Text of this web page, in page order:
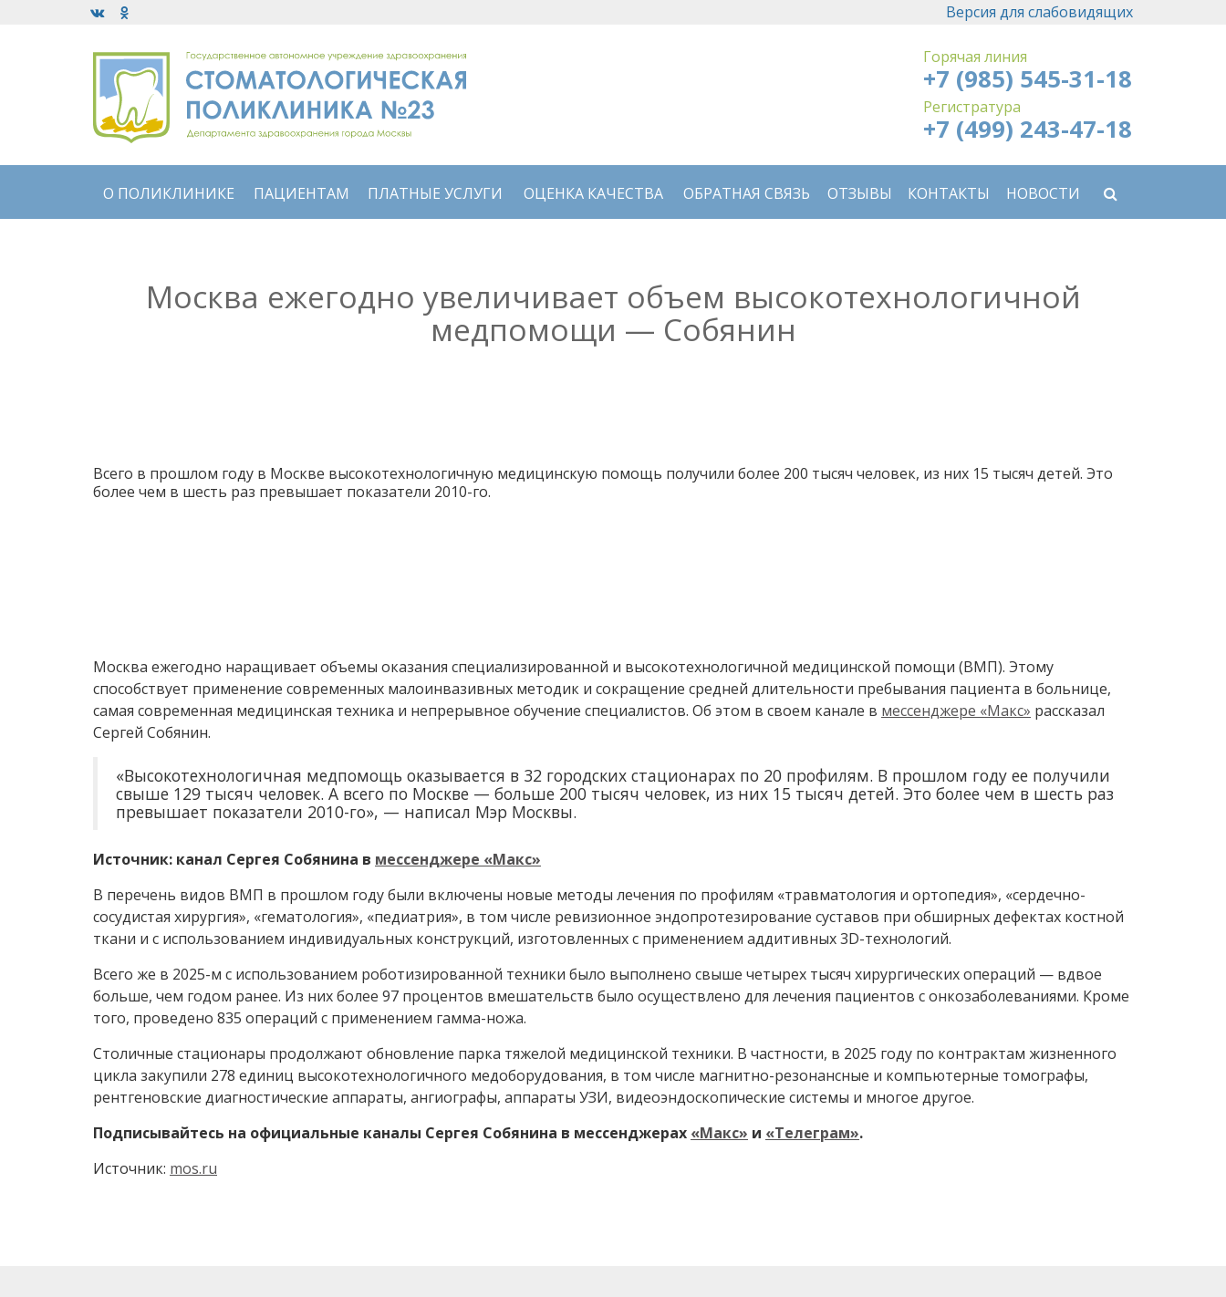
Версия для слабовидящих
Горячая линия
+7 (985) 545-31-18
Регистратура
+7 (499) 243-47-18
О ПОЛИКЛИНИКЕ ПАЦИЕНТАМ ПЛАТНЫЕ УСЛУГИ ОЦЕНКА КАЧЕСТВА ОБРАТНАЯ СВЯЗЬ ОТЗЫВЫ КОНТАКТЫ НОВОСТИ
Москва ежегодно увеличивает объем высокотехнологичной
медпомощи — Собянин
Всего в прошлом году в Москве высокотехнологичную медицинскую помощь получили более 200 тысяч человек, из них 15 тысяч детей. Это
более чем в шесть раз превышает показатели 2010-го.
Москва ежегодно наращивает объемы оказания специализированной и высокотехнологичной медицинской помощи (ВМП). Этому
способствует применение современных малоинвазивных методик и сокращение средней длительности пребывания пациента в больнице,
самая современная медицинская техника и непрерывное обучение специалистов. Об этом в своем канале в мессенджере «Макс» рассказал
Сергей Собянин.
«Высокотехнологичная медпомощь оказывается в 32 городских стационарах по 20 профилям. В прошлом году ее получили
свыше 129 тысяч человек. А всего по Москве — больше 200 тысяч человек, из них 15 тысяч детей. Это более чем в шесть раз
превышает показатели 2010-го», — написал Мэр Москвы.
Источник: канал Сергея Собянина в мессенджере «Макс»
В перечень видов ВМП в прошлом году были включены новые методы лечения по профилям «травматология и ортопедия», «сердечно-
сосудистая хирургия», «гематология», «педиатрия», в том числе ревизионное эндопротезирование суставов при обширных дефектах костной
ткани и с использованием индивидуальных конструкций, изготовленных с применением аддитивных 3D-технологий.
Всего же в 2025-м с использованием роботизированной техники было выполнено свыше четырех тысяч хирургических операций — вдвое
больше, чем годом ранее. Из них более 97 процентов вмешательств было осуществлено для лечения пациентов с онкозаболеваниями. Кроме
того, проведено 835 операций с применением гамма-ножа.
Столичные стационары продолжают обновление парка тяжелой медицинской техники. В частности, в 2025 году по контрактам жизненного
цикла закупили 278 единиц высокотехнологичного медоборудования, в том числе магнитно-резонансные и компьютерные томографы,
рентгеновские диагностические аппараты, ангиографы, аппараты УЗИ, видеоэндоскопические системы и многое другое.
Подписывайтесь на официальные каналы Сергея Собянина в мессенджерах «Макс» и «Телеграм».
Источник: mos.ru